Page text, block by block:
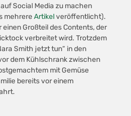
Social Media zu machen
mehrere Artikelveröffentlicht).
Großteil des Contents, der
verbreitet wird. Trotzdem
Smith jetzt tun“ in den
dem Kühlschrank zwischen
mit Gemüse
bereits vor einem